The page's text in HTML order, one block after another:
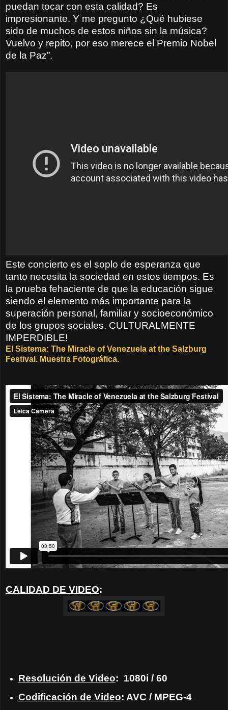
puedan tocar con esta calidad? Es
impresionante. Y me pregunto ¿Qué hubiese
sido de muchos de estos niños sin la música?
Vuelvo y repito, por eso merece el Premio Nobel
de la Paz”.
Este concierto es el soplo de esperanza que
tanto necesita la sociedad en estos tiempos. Es
la prueba fehaciente de que la educación sigue
siendo el elemento más importante para la
superación personal, familiar y socioeconómico
de los grupos sociales. CULTURALMENTE
IMPERDIBLE!
El Sistema: The Miracle of Venezuela at the Salzburg
Festival. Muestra Fotográfica.
CALIDAD DE VIDEO:
Resolución de Video: 1080i / 60
Codificación de Video: AVC / MPEG-4